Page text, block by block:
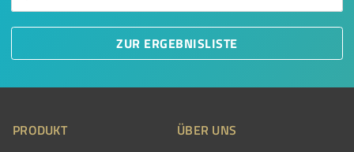
ZUR ERGEBNISLISTE
PRODUKT ÜBER UNS